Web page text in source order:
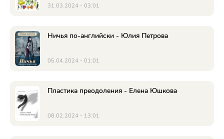
31.03.2024 - 03:01
Ничья по-английски - Юлия Петрова
05.04.2024 - 01:01
Пластика преодоления - Елена Юшкова
08.02.2024 - 13:01